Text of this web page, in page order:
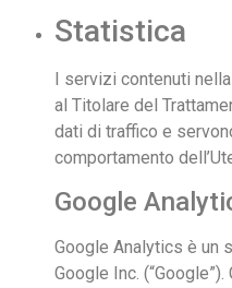
Statistica
I servizi contenuti
al Titolare del
dati di traffico e
comportamento
Google
Google Analytics è un
Google Inc.